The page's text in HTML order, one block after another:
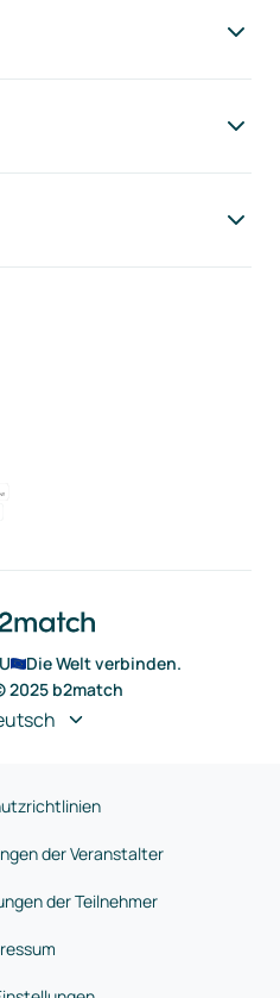
Die Welt verbinden.
b2match
der Veranstalter
der Teilnehmer